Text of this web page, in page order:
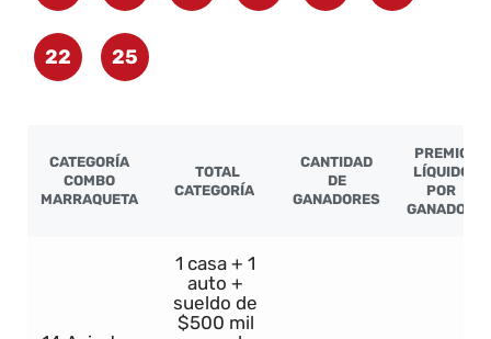
22 25
CATEGORÍA
COMBO
MARRAQUETA
TOTAL
CATEGORÍA
CANTIDAD
DE
GANADORES
PREMIO
LÍQUIDO
POR
GANADOR
1 casa + 1
auto +
sueldo de
$500 mil